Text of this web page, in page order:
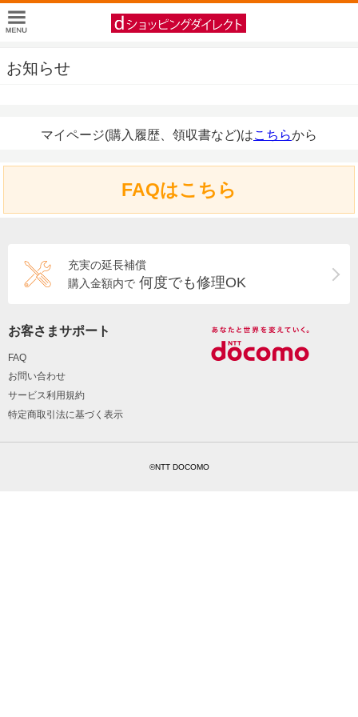
お知らせ
マイページ(購入履歴、領収書など)はこちらから
FAQはこちら
充実の延長補償
購入金額内で 何度でも修理OK
お客さまサポート
FAQ
お問い合わせ
サービス利用規約
特定商取引法に基づく表示
©NTT DOCOMO